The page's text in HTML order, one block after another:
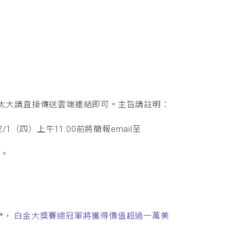
大請直接傳送雲端連結即可。主旨請註明：
1（四）上午11:00前將簡報email至
白金大獎賽總冠軍將獲得價值超過一萬美